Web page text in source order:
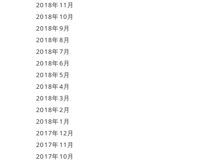
2018年11月
2018年10月
2018年9月
2018年8月
2018年7月
2018年6月
2018年5月
2018年4月
2018年3月
2018年2月
2018年1月
2017年12月
2017年11月
2017年10月